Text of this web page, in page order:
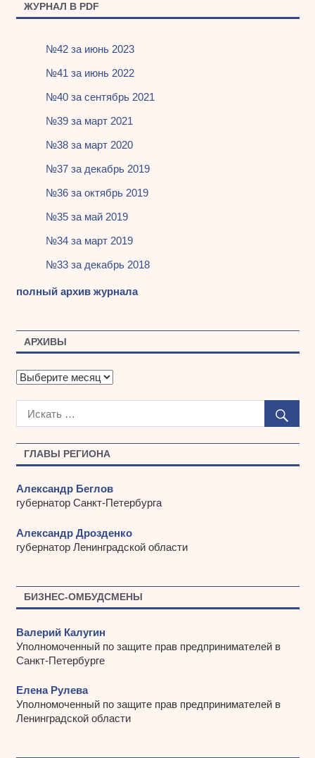
ГЛАВЫ РЕГИОНА
Александр Беглов
губернатор Санкт-Петербурга
Александр Дрозденко
губернатор Ленинградской области
БИЗНЕС-ОМБУДСМЕНЫ
Валерий Калугин
Уполномоченный по защите прав предпринимателей в
Санкт-Петербурге
Елена Рулева
Уполномоченный по защите прав предпринимателей в
Ленинградской области
ЖУРНАЛ В PDF
№42 за июнь 2023
№41 за июнь 2022
№40 за сентябрь 2021
№39 за март 2021
№38 за март 2020
№37 за декабрь 2019
№36 за октябрь 2019
№35 за май 2019
№34 за март 2019
№33 за декабрь 2018
полный архив журнала
АРХИВЫ
А
х
ы